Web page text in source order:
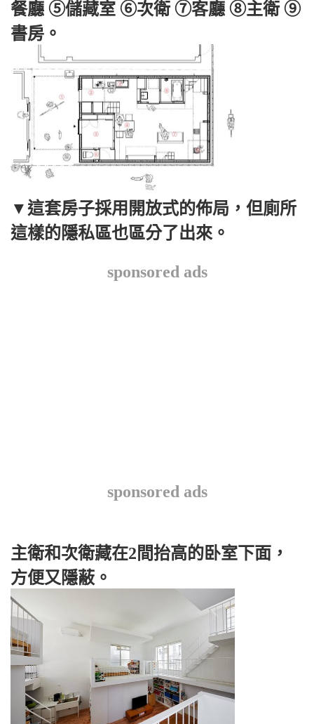
餐廳 ⑤儲藏室 ⑥次衛 ⑦客廳 ⑧主衛 ⑨
書房。
▼這套房子採用開放式的佈局，但廁所
這樣的隱私區也區分了出來。
sponsored ads
sponsored ads
主衛和次衛藏在2間抬高的卧室下面，
方便又隱蔽。